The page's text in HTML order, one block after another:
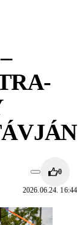
0
2026.06.24. 16:44